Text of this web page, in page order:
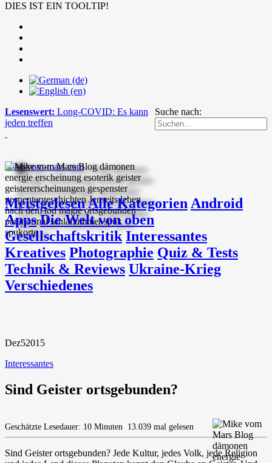
DIES IST EIN TOOLTIP!
Suche nach:
Lesenswert: Long-COVID: Es kann
jeden treffen
mike-vom-mars.com
Meistgelesen Alle Kategorien Android
Apps Die Welt von oben
Gesellschaftskritik Interessantes
Kreatives Photographie Quiz & Tests
Technik & Reviews Ukraine-Krieg
Verschiedenes
Dez52015
Interessantes
Sind Geister ortsgebunden?
Geschätzte Lesedauer: 10 Minuten 13.039 mal gelesen
Sind Geister ortsgebunden? Jede Kultur, jedes Volk, jede Religion